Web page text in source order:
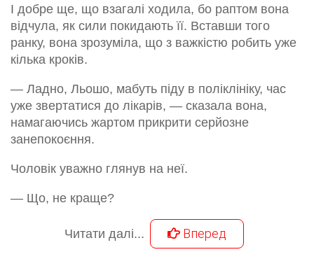
І добре ще, що взагалі ходила, бо раптом вона
відчула, як сили покидають її. Вставши того
ранку, вона зрозуміла, що з важкістю робить уже
кілька кроків.
— Ладно, Льошо, мабуть піду в поліклініку, час
уже звертатися до лікарів, — сказала вона,
намагаючись жартом прикрити серйозне
занепокоєння.
Чоловік уважно глянув на неї.
— Що, не краще?
Читати далі... Вперед